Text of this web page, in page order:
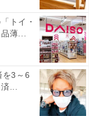
トイ・
薄...
を3～6
...